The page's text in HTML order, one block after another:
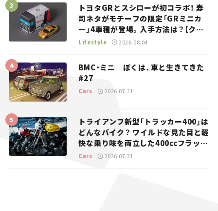
トヨタGRとスシローが初コラボ！ 寿
司ネタがモチーフの限定「GRミニカ
ー」4車種が登場。入手方法は？【クル
マとホビー】
Lifestyle 2026.08.04
BMC・ミニ｜ぼくは、車と生きてきた
#27
Cars 2026.07.21
トライアンフ新型「トラッカー400」は
どんなバイク？ ワイルドな見た目と軽
快な乗り味を両立した400ccフラット
トラッカー【試乗レビュー】
Cars 2026.07.31